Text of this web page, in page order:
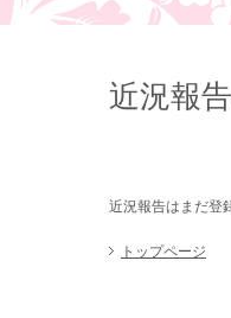
近況報
近況報告はまだ登
トップページ